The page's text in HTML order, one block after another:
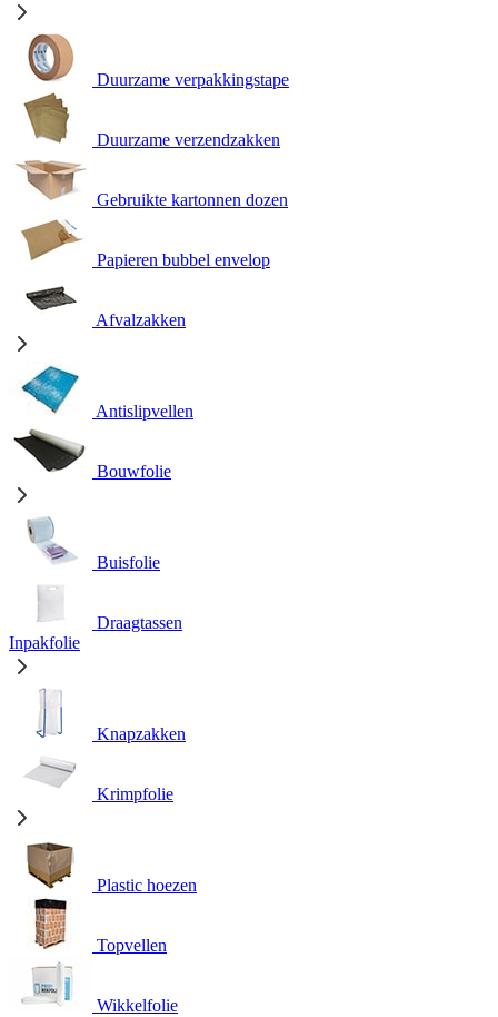
Duurzame verpakkingstape
Duurzame verzendzakken
Gebruikte kartonnen dozen
Papieren bubbel envelop
Afvalzakken
Antislipvellen
Bouwfolie
Buisfolie
Draagtassen
Inpakfolie
Knapzakken
Krimpfolie
Plastic hoezen
Topvellen
Wikkelfolie